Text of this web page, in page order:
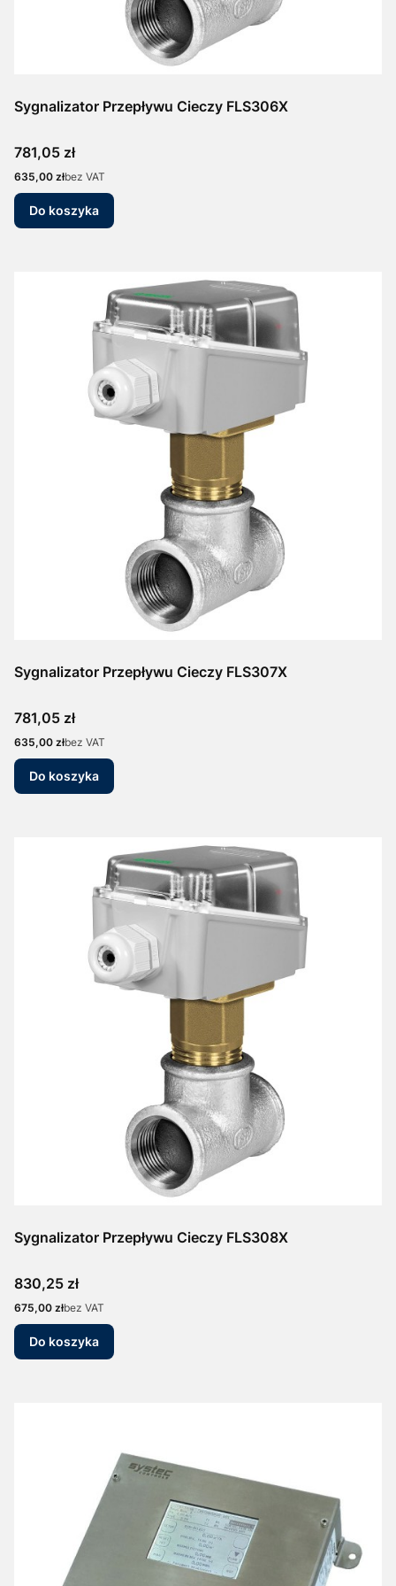
Sygnalizator Przepływu Cieczy FLS306X
Cena
781,05 zł
Cena
635,00 złbez VAT
Do koszyka
Sygnalizator Przepływu Cieczy FLS307X
Cena
781,05 zł
Cena
635,00 złbez VAT
Do koszyka
Sygnalizator Przepływu Cieczy FLS308X
Cena
830,25 zł
Cena
675,00 złbez VAT
Do koszyka